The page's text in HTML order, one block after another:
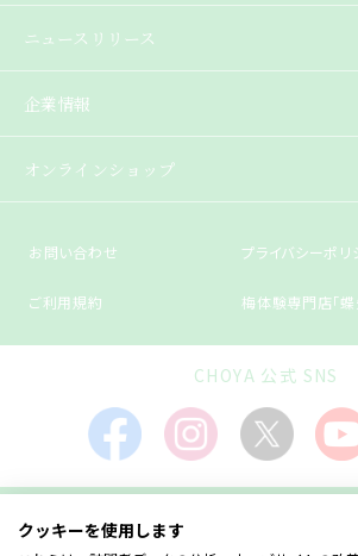
ニュースリリース
企業情報
オンラインショップ
お問い合わせ プライバシーポリ
ご利用規約 梅体験専門店「蝶
CHOYA 公式 SNS
飲酒は20歳になってから。飲酒運転は法律で禁
クッキーを使用します